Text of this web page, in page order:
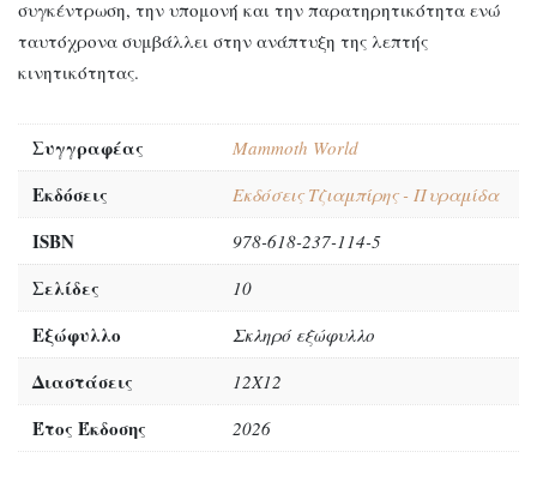
συγκέντρωση, την υπομονή και την παρατηρητικότητα ενώ
ταυτόχρονα συμβάλλει στην ανάπτυξη της λεπτής
κινητικότητας.
Συγγραφέας Mammoth World
Εκδόσεις Εκδόσεις Τζιαμπίρης - Πυραμίδα
ISBN 978-618-237-114-5
Σελίδες 10
Εξώφυλλο Σκληρό εξώφυλλο
Διαστάσεις 12Χ12
Έτος Έκδοσης 2026